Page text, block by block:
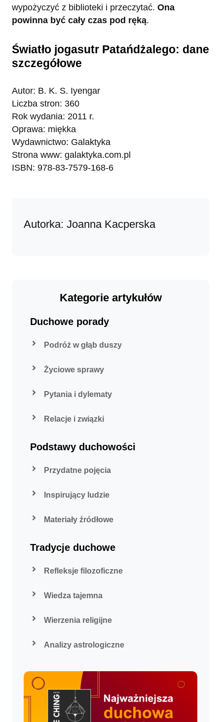
wypożyczyć z biblioteki i przeczytać. Ona
powinna być cały czas pod ręką.
Światło jogasutr Patańdżalego: dane
szczegółowe
Autor: B. K. S. Iyengar
Liczba stron: 360
Rok wydania: 2011 r.
Oprawa: miękka
Wydawnictwo: Galaktyka
Strona www: galaktyka.com.pl
ISBN: 978-83-7579-168-6
Autorka: Joanna Kacperska
Kategorie artykułów
Duchowe porady
Podróż w głąb duszy
Życiowe sprawy
Pytania i dylematy
Relacje i związki
Podstawy duchowości
Przydatne pojęcia
Inspirujący ludzie
Materiały źródłowe
Tradycje duchowe
Refleksje filozoficzne
Wiedza tajemna
Wierzenia religijne
Analizy astrologiczne